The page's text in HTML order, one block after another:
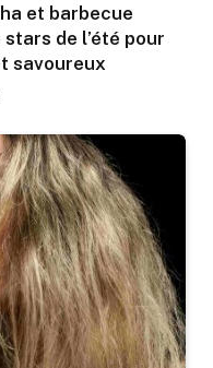
et barbecue
de l’été pour
savoureux